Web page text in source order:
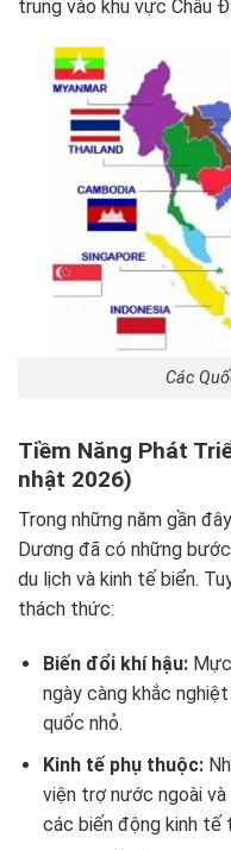
trung vào khu vực Châu
Các
Tiềm Năng Phát
nhật 2026)
Trong những năm gần
Dương đã có những
du lịch và kinh tế biển.
thách thức:
Biến đổi khí hậu:Mực
ngày càng khắc
quốc nhỏ.
Kinh tế phụ thuộc:
viện trợ nước ngoài
các biến động kinh tế